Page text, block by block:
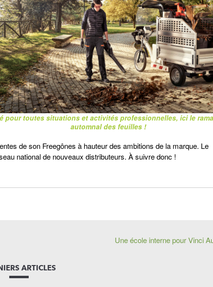
pour toutes situations et activités professionnelles, ici le
automnal des feuilles !
de son Freegônes à hauteur des ambitions de la marque. Le
national de nouveaux distributeurs. À suivre donc !
Une école interne pour Vinci
ARTICLES